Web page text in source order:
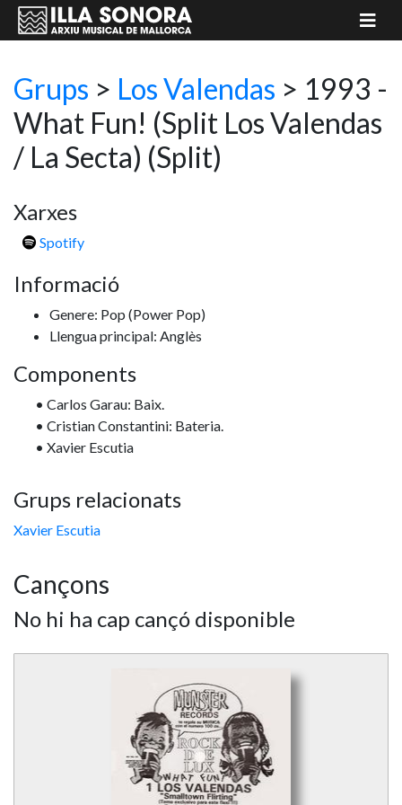
Grups > Los Valendas > 1993 -
What Fun! (Split Los Valendas
/ La Secta) (Split)
Xarxes
Spotify
Informació
Genere: Pop (Power Pop)
Llengua principal: Anglès
Components
• Carlos Garau: Baix.
• Cristian Constantini: Bateria.
• Xavier Escutia
Grups relacionats
Xavier Escutia
Cançons
No hi ha cap cançó disponible